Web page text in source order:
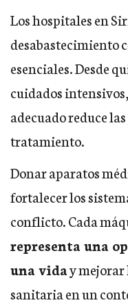
Los hospitales en
desabastecimiento
esenciales. Desde
cuidados
adecuado reduce
tratamiento.
Donar aparatos
fortalecer los
conflicto. Cada
representa una
una viday mejorar
sanitaria en un